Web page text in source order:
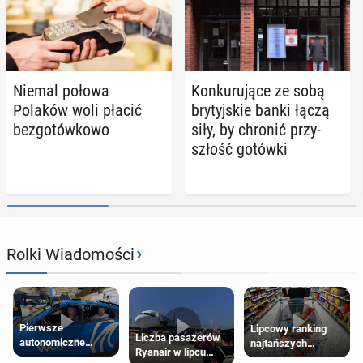
Niemal połowa
Polaków woli płacić
bez­go­tów­ko­wo
Kon­ku­ru­ją­ce ze sobą
bry­tyj­skie banki łączą
siły, by chronić przy­
szłość gotówki
Rolki Wiadomości›
Pierwsze
autonomiczne
Ubery pojawią się
Liczba pasażerów
Ryanair w lipcu
Lipcowy ranking
najtańszych
supermarketów